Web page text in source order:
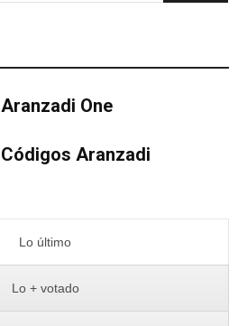
Aranzadi One
Códigos Aranzadi
Lo último
Lo + votado